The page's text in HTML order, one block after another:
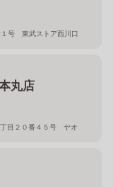
１号 東武ストア西川口
丸店
目２０番４５号 ヤオ